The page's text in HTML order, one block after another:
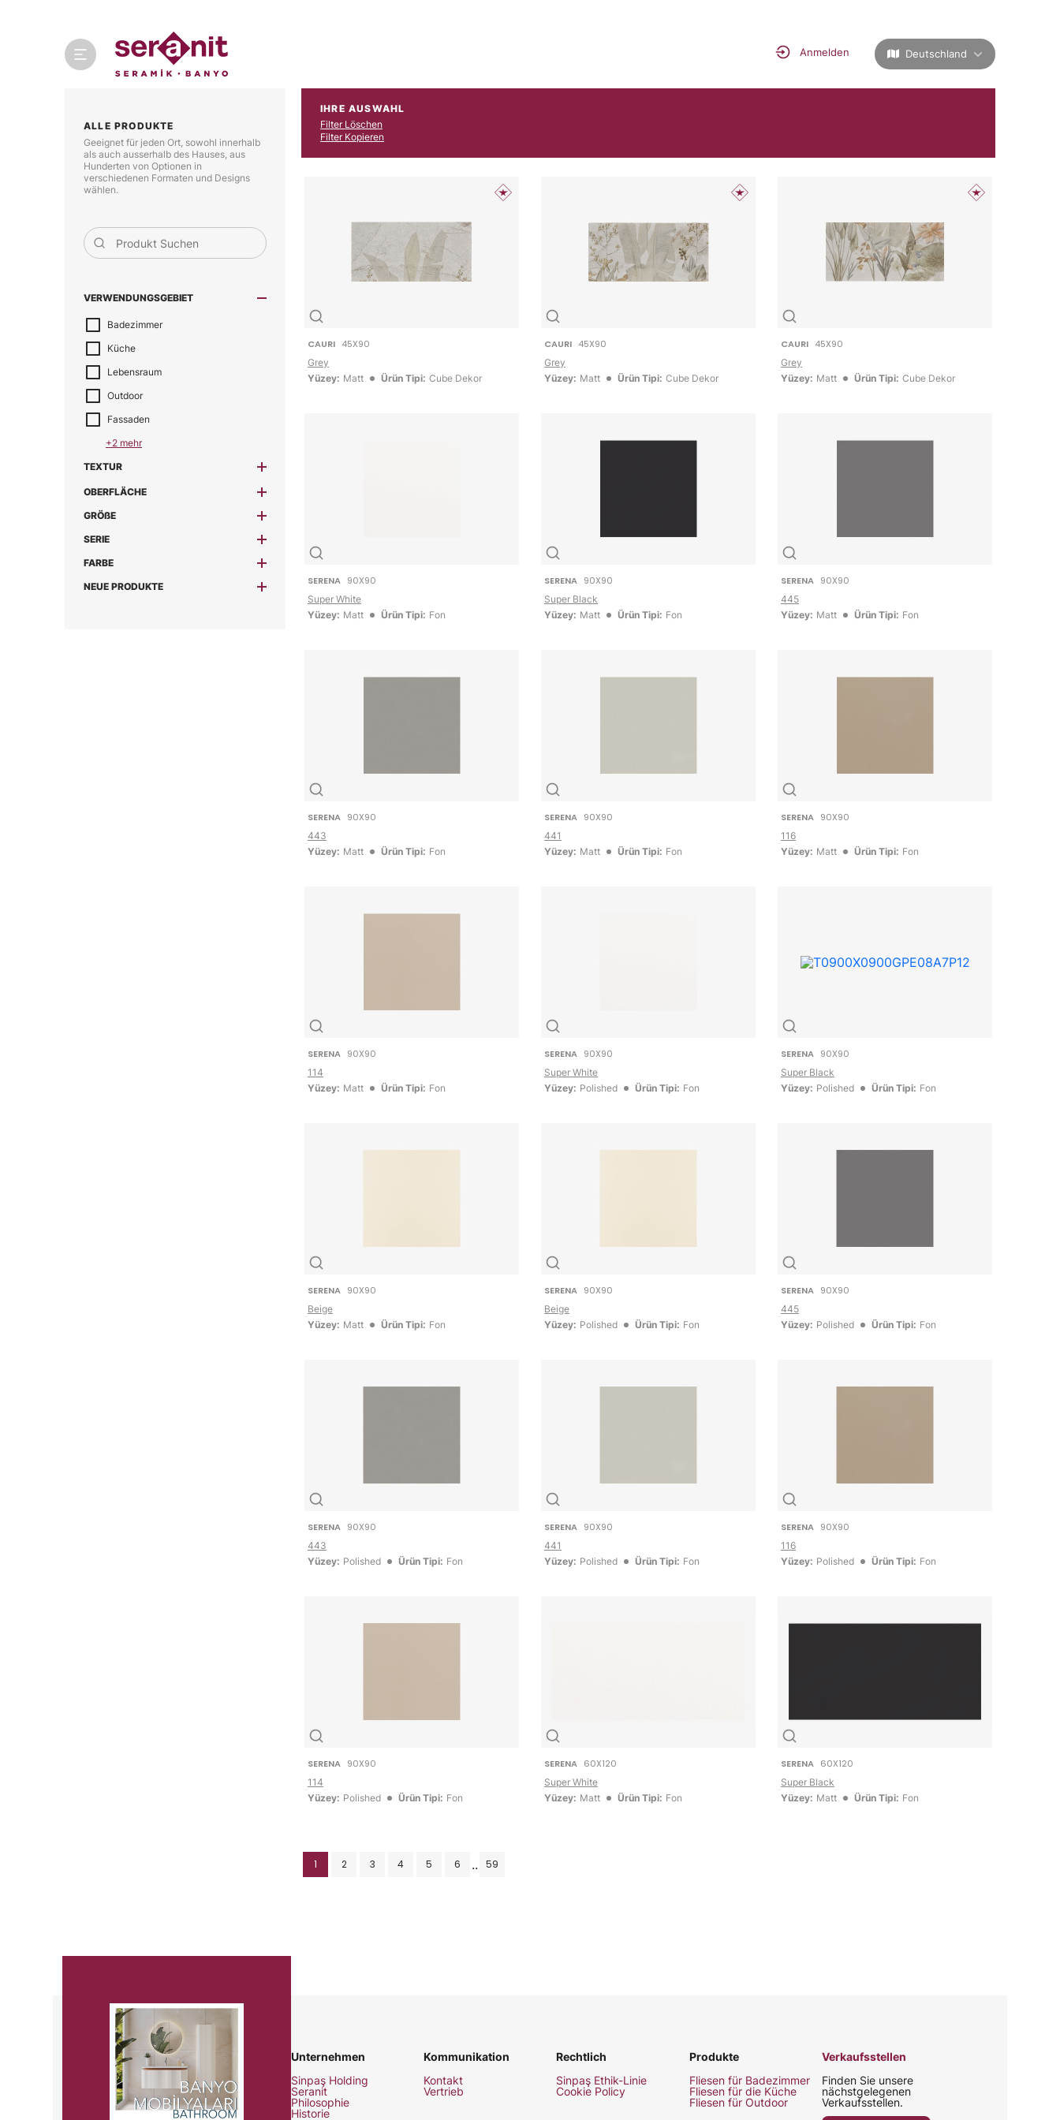
Anmelden Deutschland
ALLE PRODUKTE
Geeignet für jeden Ort, sowohl innerhalb
als auch ausserhalb des Hauses, aus
Hunderten von Optionen in
verschiedenen Formaten und Designs
wählen.
VERWENDUNGSGEBIET
Badezimmer
Küche
Lebensraum
Outdoor
Fassaden
+2 mehr
TEXTUR
OBERFLÄCHE
GRÖßE
SERIE
FARBE
NEUE PRODUKTE
IHRE AUSWAHL
Filter Löschen
Filter Kopieren
CAURI 45X90
Grey
Yüzey: Matt Ürün Tipi: Cube Dekor
CAURI 45X90
Grey
Yüzey: Matt Ürün Tipi: Cube Dekor
CAURI 45X90
Grey
Yüzey: Matt Ürün Tipi: Cube Dekor
SERENA 90X90
Super White
Yüzey: Matt Ürün Tipi: Fon
SERENA 90X90
Super Black
Yüzey: Matt Ürün Tipi: Fon
SERENA 90X90
445
Yüzey: Matt Ürün Tipi: Fon
SERENA 90X90
443
Yüzey: Matt Ürün Tipi: Fon
SERENA 90X90
441
Yüzey: Matt Ürün Tipi: Fon
SERENA 90X90
116
Yüzey: Matt Ürün Tipi: Fon
SERENA 90X90
114
Yüzey: Matt Ürün Tipi: Fon
SERENA 90X90
Super White
Yüzey: Polished Ürün Tipi: Fon
SERENA 90X90
Super Black
Yüzey: Polished Ürün Tipi: Fon
SERENA 90X90
Beige
Yüzey: Matt Ürün Tipi: Fon
SERENA 90X90
Beige
Yüzey: Polished Ürün Tipi: Fon
SERENA 90X90
445
Yüzey: Polished Ürün Tipi: Fon
SERENA 90X90
443
Yüzey: Polished Ürün Tipi: Fon
SERENA 90X90
441
Yüzey: Polished Ürün Tipi: Fon
SERENA 90X90
116
Yüzey: Polished Ürün Tipi: Fon
SERENA 90X90
114
Yüzey: Polished Ürün Tipi: Fon
SERENA 60X120
Super White
Yüzey: Matt Ürün Tipi: Fon
SERENA 60X120
Super Black
Yüzey: Matt Ürün Tipi: Fon
1 2 3 4 5 6 .. 59
Unternehmen
Sinpaş Holding
Seranit
Philosophie
Historie
Kommunikation
Kontakt
Vertrieb
Rechtlich
Sinpaş Ethik-Linie
Cookie Policy
Produkte
Fliesen für Badezimmer
Fliesen für die Küche
Fliesen für Outdoor
Verkaufsstellen
Finden Sie unsere
nächstgelegenen
Verkaufsstellen.